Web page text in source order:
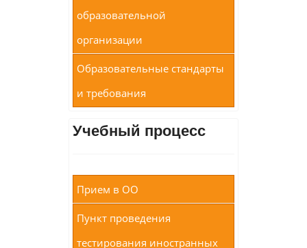
образовательной
организации
Образовательные стандарты
и требования
Учебный процесс
Прием в ОО
Пункт проведения
тестирования иностранных